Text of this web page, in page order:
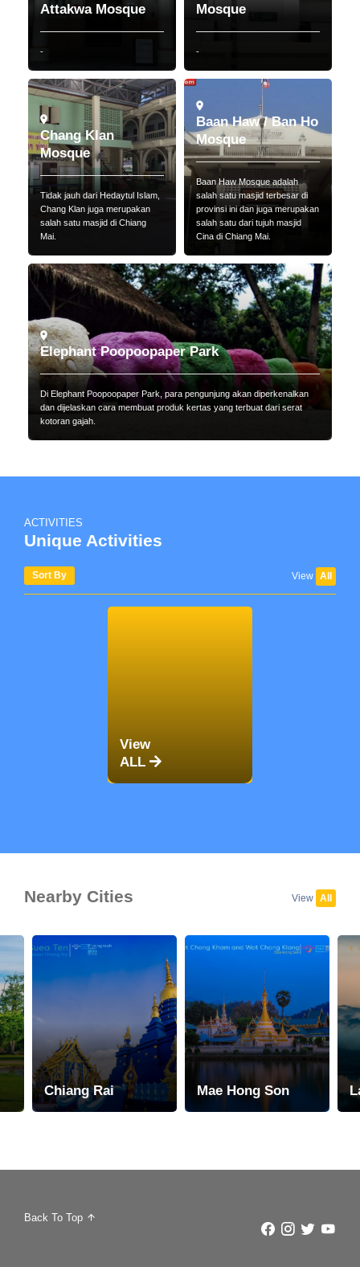
Attakwa Mosque
-
Mosque
-
Chang Klan
Mosque
Tidak jauh dari Hedaytul Islam,
Chang Klan juga merupakan
salah satu masjid di Chiang
Mai.
Baan Haw / Ban Ho
Mosque
Baan Haw Mosque adalah
salah satu masjid terbesar di
provinsi ini dan juga merupakan
salah satu dari tujuh masjid
Cina di Chiang Mai.
Elephant Poopoopaper Park
Di Elephant Poopoopaper Park, para pengunjung akan diperkenalkan
dan dijelaskan cara membuat produk kertas yang terbuat dari serat
kotoran gajah.
ACTIVITIES
Unique Activities
Sort By View All
View
ALL
Nearby Cities View All
Chiang Rai Mae Hong Son
Back To Top